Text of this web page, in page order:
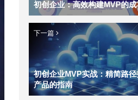
初创企业：高效构建MVP的
下一篇
初创企业MVP实战：精简路
产品的指南